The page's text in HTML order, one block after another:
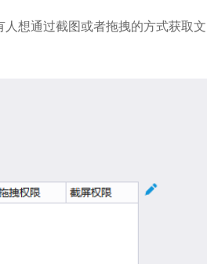
想通过截图或者拖拽的方式获取文